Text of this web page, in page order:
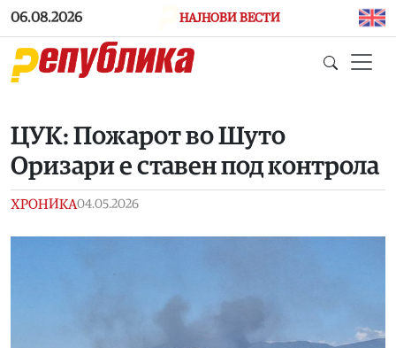
Skip to main content
06.08.2026 НАЈНОВИ ВЕСТИ
ЦУК: Пожарот во Шуто
Оризари е ставен под контрола
ХРОНИКА04.05.2026